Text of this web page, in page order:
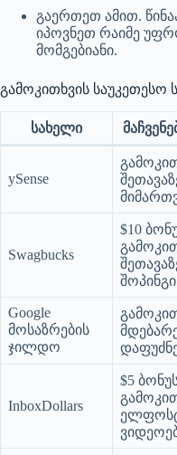
გაერთეთ ამით.
იპოვნეთ რაიმე
მომგებიანი.
გამოკითხვის საუკეთესო
სახელი
ySense
Swagbucks
$10
შოპინგი
Google
მოსაზრების
ჯილდო
InboxDollars
$5